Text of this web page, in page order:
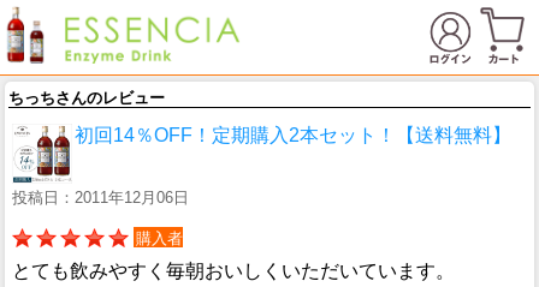
ちっちさんのレビュー
初回14％OFF！定期購入2本セット！【送料無料】
投稿日：2011年12月06日
購入者
とても飲みやすく毎朝おいしくいただいています。